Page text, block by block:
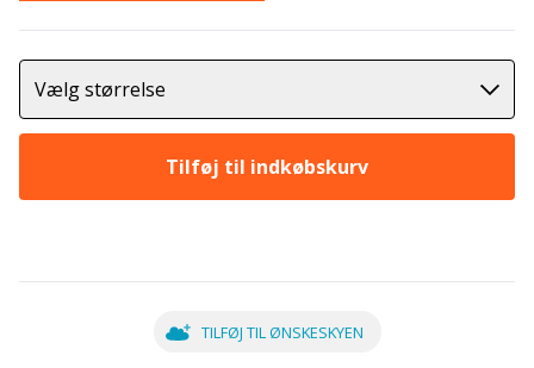
Vælg størrelse
Tilføj til indkøbskurv
TILFØJ TIL ØNSKESKYEN